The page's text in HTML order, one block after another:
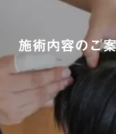
顔面神
は？鍼
点を解
施術内容のご